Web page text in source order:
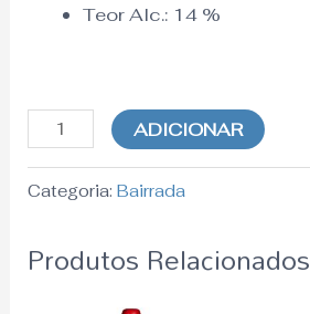
Teor Alc.:14%
ADICIONAR
Categoria:Bairrada
Produtos Relacionados